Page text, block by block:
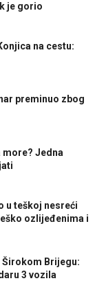
je gorio
na cestu:
preminuo zbog
Jedna
u teškoj nesreći
ozlijeđenima i
Širokom Brijegu:
3 vozila